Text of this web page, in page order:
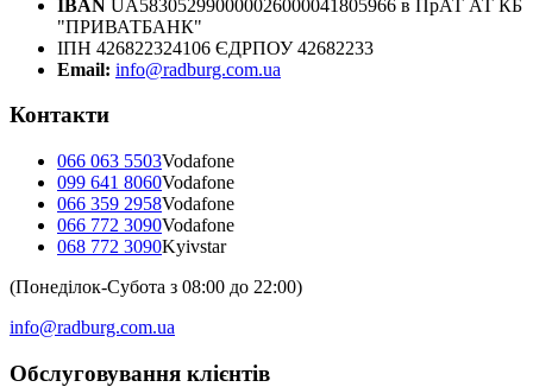
IBAN UA583052990000026000041805966 в ПрАТ АТ КБ
"ПРИВАТБАНК"
ІПН 426822324106 ЄДРПОУ 42682233
Email: info@radburg.com.ua
Контакти
066 063 5503Vodafone
099 641 8060Vodafone
066 359 2958Vodafone
066 772 3090Vodafone
068 772 3090Kyivstar
(Понеділок-Субота з 08:00 до 22:00)
info@radburg.com.ua
Обслуговування клієнтів